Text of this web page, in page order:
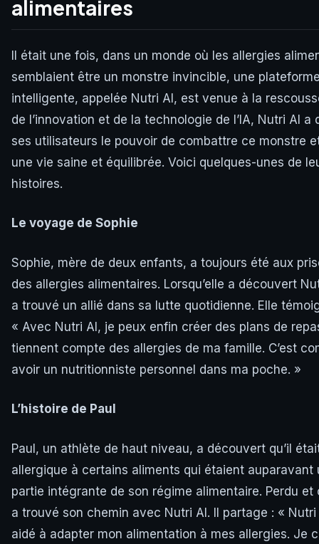
alimentaires
Il était une fois, dans un monde où les allergies
semblaient être un monstre invincible, une
intelligente, appelée Nutri AI, est venue à la
de l’innovation et de la technologie de l’IA, Nutri AI a
ses utilisateurs le pouvoir de combattre ce monstre
une vie saine et équilibrée. Voici quelques-unes de
histoires.
Le voyage de Sophie
Sophie, mère de deux enfants, a toujours été aux
des allergies alimentaires. Lorsqu’elle a découvert
a trouvé un allié dans sa lutte quotidienne. Elle
« Avec Nutri AI, je peux enfin créer des plans de
tiennent compte des allergies de ma famille. C’est
avoir un nutritionniste personnel dans ma poche. »
L’histoire de Paul
Paul, un athlète de haut niveau, a découvert qu’il
allergique à certains aliments qui étaient auparavant
partie intégrante de son régime alimentaire. Perdu et
a trouvé son chemin avec Nutri AI. Il partage : « Nutri
aidé à adapter mon alimentation à mes allergies. Je